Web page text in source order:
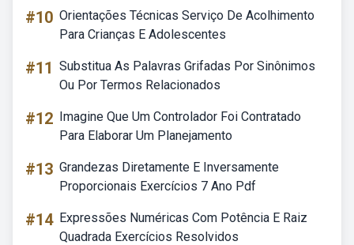
#10 Orientações Técnicas Serviço De Acolhimento
Para Crianças E Adolescentes
#11 Substitua As Palavras Grifadas Por Sinônimos
Ou Por Termos Relacionados
#12 Imagine Que Um Controlador Foi Contratado
Para Elaborar Um Planejamento
#13 Grandezas Diretamente E Inversamente
Proporcionais Exercícios 7 Ano Pdf
#14 Expressões Numéricas Com Potência E Raiz
Quadrada Exercícios Resolvidos